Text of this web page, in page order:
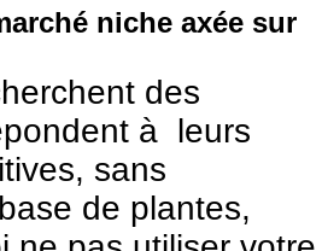
niche axée sur
des
à leurs
sans
de plantes,